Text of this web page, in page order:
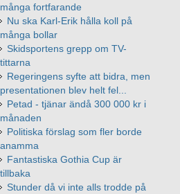
många fortfarande
Nu ska Karl-Erik hålla koll på
många bollar
Skidsportens grepp om TV-
tittarna
Regeringens syfte att bidra, men
presentationen blev helt fel...
Petad - tjänar ändå 300 000 kr i
månaden
Politiska förslag som fler borde
anamma
Fantastiska Gothia Cup är
tillbaka
Stunder då vi inte alls trodde på